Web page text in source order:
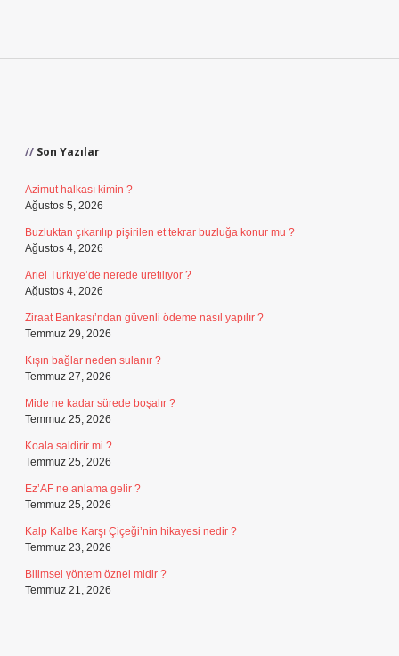
Son Yazılar
Azimut halkası kimin ?
Ağustos 5, 2026
Buzluktan çıkarılıp pişirilen et tekrar buzluğa konur mu ?
Ağustos 4, 2026
Ariel Türkiye’de nerede üretiliyor ?
Ağustos 4, 2026
Ziraat Bankası’ndan güvenli ödeme nasıl yapılır ?
Temmuz 29, 2026
Kışın bağlar neden sulanır ?
Temmuz 27, 2026
Mide ne kadar sürede boşalır ?
Temmuz 25, 2026
Koala saldirir mi ?
Temmuz 25, 2026
Ez’AF ne anlama gelir ?
Temmuz 25, 2026
Kalp Kalbe Karşı Çiçeği’nin hikayesi nedir ?
Temmuz 23, 2026
Bilimsel yöntem öznel midir ?
Temmuz 21, 2026